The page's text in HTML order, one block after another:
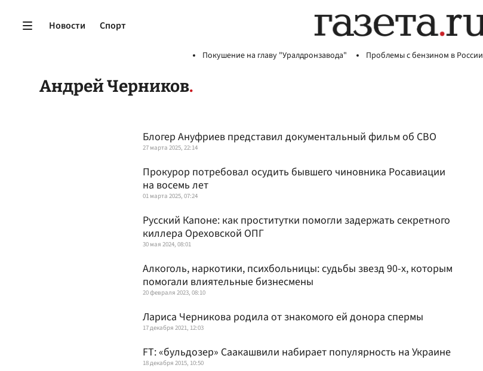
Новости Спорт
Покушение на главу "Уралдронзавода" Проблемы с бензином в России
Андрей Черников
Блогер Ануфриев представил документальный фильм об СВО
27 марта 2025, 22:14
Прокурор потребовал осудить бывшего чиновника Росавиации
на восемь лет
01 марта 2025, 07:24
Русский Капоне: как проститутки помогли задержать секретного
киллера Ореховской ОПГ
30 мая 2024, 08:01
Алкоголь, наркотики, психбольницы: судьбы звезд 90-х, которым
помогали влиятельные бизнесмены
20 февраля 2023, 08:10
Лариса Черникова родила от знакомого ей донора спермы
17 декабря 2021, 12:03
FT: «бульдозер» Саакашвили набирает популярность на Украине
18 декабря 2015, 10:50